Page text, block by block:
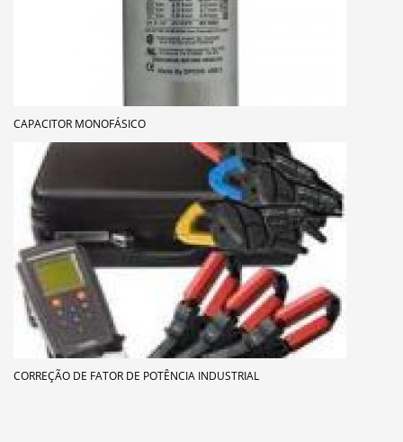
CAPACITOR MONOFÁSICO
CORREÇÃO DE FATOR DE POTÊNCIA INDUSTRIAL